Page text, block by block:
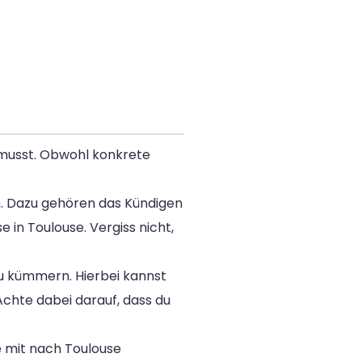
Obwohl konkrete
gehören das Kündigen
in Toulouse. Vergiss nicht,
kümmern. Hierbei kannst
dabei darauf, dass du
nach Toulouse